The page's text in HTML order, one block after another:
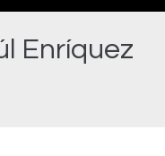
Enríquez